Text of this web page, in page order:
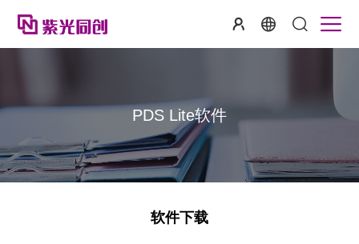
PDS Lite软件
软件下载